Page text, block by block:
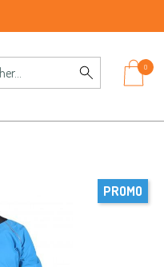
0
PROMO